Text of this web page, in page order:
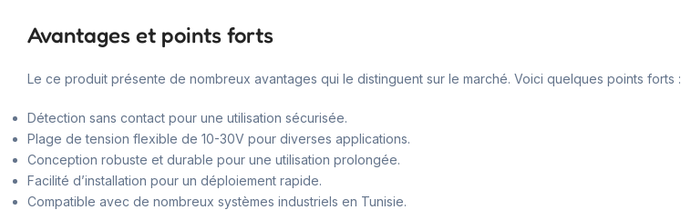
Avantages et points forts
Le ce produit présente de nombreux avantages qui le distinguent sur le marché. Voici quelques points forts :
Détection sans contact pour une utilisation sécurisée.
Plage de tension flexible de 10-30V pour diverses applications.
Conception robuste et durable pour une utilisation prolongée.
Facilité d’installation pour un déploiement rapide.
Compatible avec de nombreux systèmes industriels en Tunisie.